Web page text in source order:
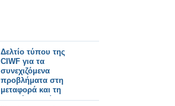
Δελτίο τύπου της
CIWF για τα
συνεχιζόμενα
προβλήματα στη
μεταφορά και τη
σφαγή των ζώων